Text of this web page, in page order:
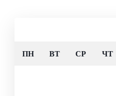
ПН ВТ СР ЧТ